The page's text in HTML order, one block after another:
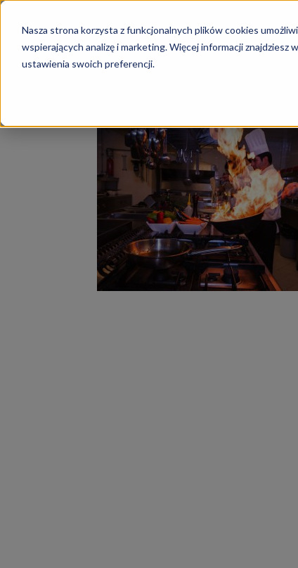
Nasza strona korzysta z funkcjonalnych plików cookies
wspierających analizę i marketing. Więcej informacji znajdziesz w
ustawienia swoich preferencji.
Tag: zarobki w